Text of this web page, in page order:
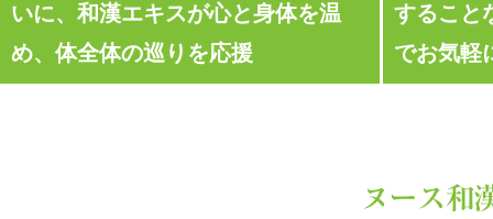
いに、和漢エキスが心と身体を温
め、体全体の巡りを応援
すること
でお気軽
ヌース和